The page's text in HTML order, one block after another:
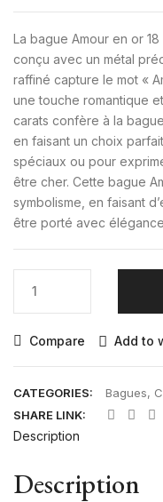
était :
MAD
La bague Amour en or
conçu avec un métal
raffiné capture le mot «
une touche romantique
carats confère à la
en faisant un choix
spéciaux ou pour
être cher. Cette bague
symbolisme, en faisant
être porté avec
Amour
18K
Compare Add to
CATEGORIES: Bagues,
SHARE LINK:
Description
Description